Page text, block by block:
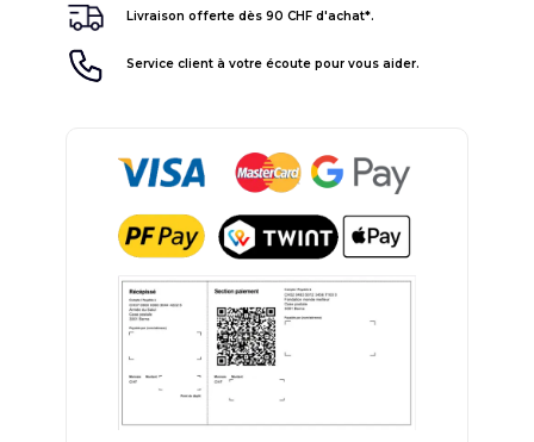
Livraison offerte dès 90 CHF d'achat*.
Service client à votre écoute pour vous aider.